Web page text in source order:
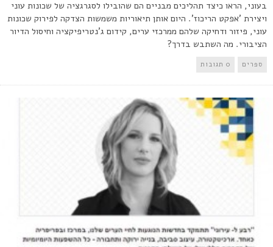
בעוני, הראו כיצד תהליכים מבניים הם שהובילו לסגרגציה של שכונות עוני
ויצירת 'אפקט הריכוז'. היום אותן תיאוריות משמשות הצדקה לפירוק שכונות
עוני, פיזור ודחיקה שלהם ממרכזי ערים, קידום ג'נטריפיקציה וחיסול הדיור
הציבורי. מה השתבש בדרך?
ספרים 0 תגובות